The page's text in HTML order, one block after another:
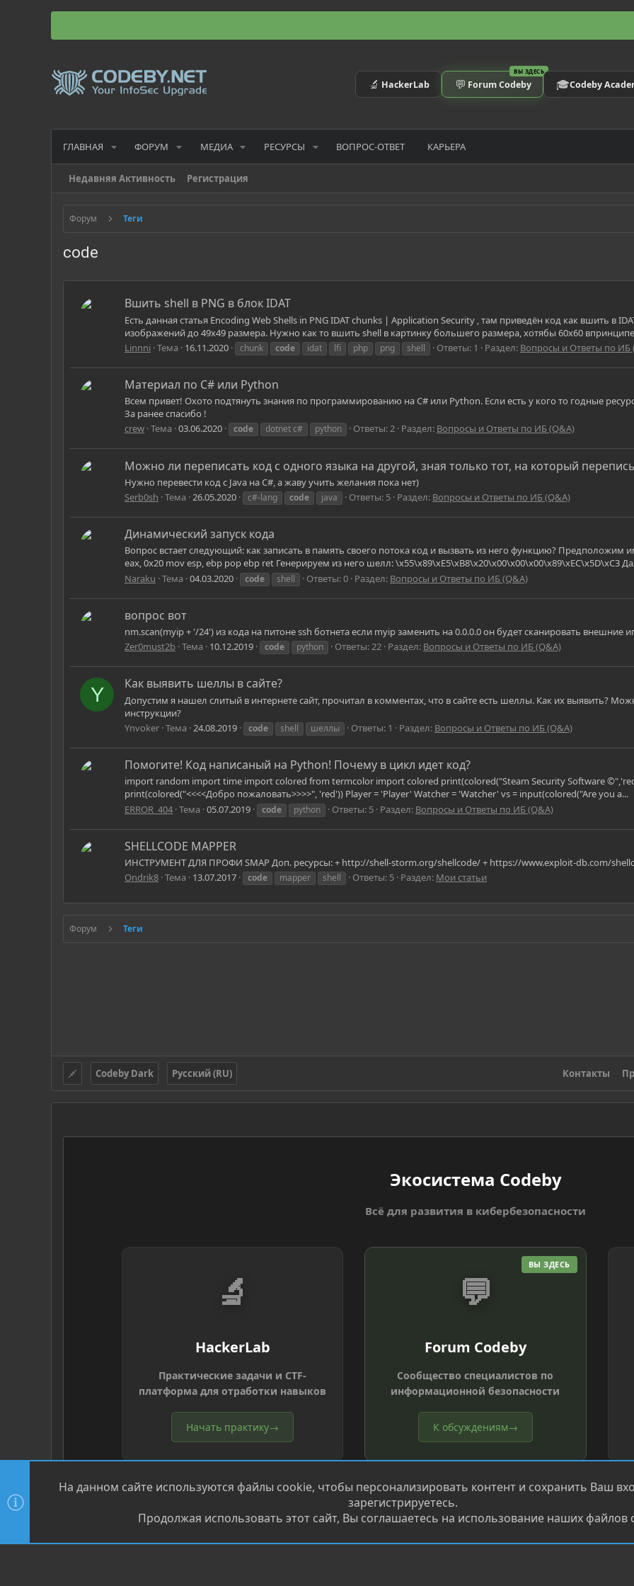
🔬 HackerLab
ВЫ ЗДЕСЬ
💬 Forum Codeby 🎓Codeby
ГЛАВНАЯ ФОРУМ МЕДИА РЕСУРСЫ ВОПРОС-ОТВЕТ КАРЬЕРА
Недавняя Активность Регистрация
Форум Теги
code
Вшить shell в PNG в блок IDAT
Есть данная статья Encoding Web Shells in PNG IDAT chunks | Application Security , там приведён код как вшить в
изображений до 49х49 размера. Нужно как то вшить shell в картинку большего размера, хотябы 60x60
Linnni Тема 16.11.2020 chunk code idat lfi php png shell Ответы: 1 Раздел: Вопросы и Ответы по ИБ
Материал по С# или Python
Всем привет! Охото подтянуть знания по программированию на С# или Python. Если есть у кого то годные
За ранее спасибо !
crew Тема 03.06.2020 code dotnet c# python Ответы: 2 Раздел: Вопросы и Ответы по ИБ (Q&A)
Можно ли переписать код с одного языка на другой, зная только тот, на который
Нужно перевести код с Java на C#, а жаву учить желания пока нет)
Serb0sh Тема 26.05.2020 c#-lang code java Ответы: 5 Раздел: Вопросы и Ответы по ИБ (Q&A)
Динамический запуск кода
Вопрос встает следующий: как записать в память своего потока код и вызвать из него функцию?
eax, 0x20 mov esp, ebp pop ebp ret Генерируем из него шелл: \x55\x89\xE5\xB8\x20\x00\x00\x00\x89\xEC\x5D\xC3
Naraku Тема 04.03.2020 code shell Ответы: 0 Раздел: Вопросы и Ответы по ИБ (Q&A)
вопрос вот
nm.scan(myip + '/24') из кода на питоне ssh ботнета если myip заменить на 0.0.0.0 он будет сканировать внешние
Zer0must2b Тема 10.12.2019 code python Ответы: 22 Раздел: Вопросы и Ответы по ИБ (Q&A)
Y Как выявить шеллы в сайте?
Допустим я нашел слитый в интернете сайт, прочитал в комментах, что в сайте есть шеллы. Как их выявить?
инструкции?
Ynvoker Тема 24.08.2019 code shell шеллы Ответы: 1 Раздел: Вопросы и Ответы по ИБ (Q&A)
Помогите! Код написаный на Python! Почему в цикл идет код?
import random import time import colored from termcolor import colored print(colored("Steam Security Software
print(colored("<<<<Добро пожаловать>>>>", 'red')) Player = 'Player' Watcher = 'Watcher' vs = input(colored("Are you a...
ERROR_404 Тема 05.07.2019 code python Ответы: 5 Раздел: Вопросы и Ответы по ИБ (Q&A)
SHELLCODE MAPPER
ИНСТРУМЕНТ ДЛЯ ПРОФИ SMAP Доп. ресурсы: + http://shell-storm.org/shellcode/ + https://www.exploit-db.com/
Ondrik8 Тема 13.07.2017 code mapper shell Ответы: 5 Раздел: Мои статьи
Форум Теги
Codeby Dark Русский (RU) Контакты
Экосистема Codeby
Всё для развития в кибербезопасности
🔬
HackerLab
Практические задачи и CTF-
платформа для отработки навыков
Начать практику→
ВЫ ЗДЕСЬ
💬
Forum Codeby
Сообщество специалистов по
информационной безопасности
К обсуждениям→
Community platform by XenForo ® © 2010-2026 XenForo Ltd. Перевод от Jumuro®
На данном сайте используются файлы cookie, чтобы персонализировать контент и сохранить Ваш
зарегистрируетесь.
Продолжая использовать этот сайт, Вы соглашаетесь на использование наших файлов